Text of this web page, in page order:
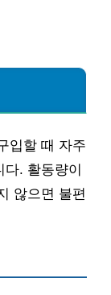
입할 때 자주
다. 활동량이
않으면 불편